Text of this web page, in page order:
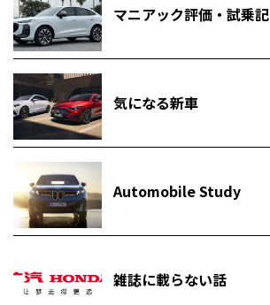
マニアック評価・試乗記
気になる新車
Automobile Study
雑誌に載らない話